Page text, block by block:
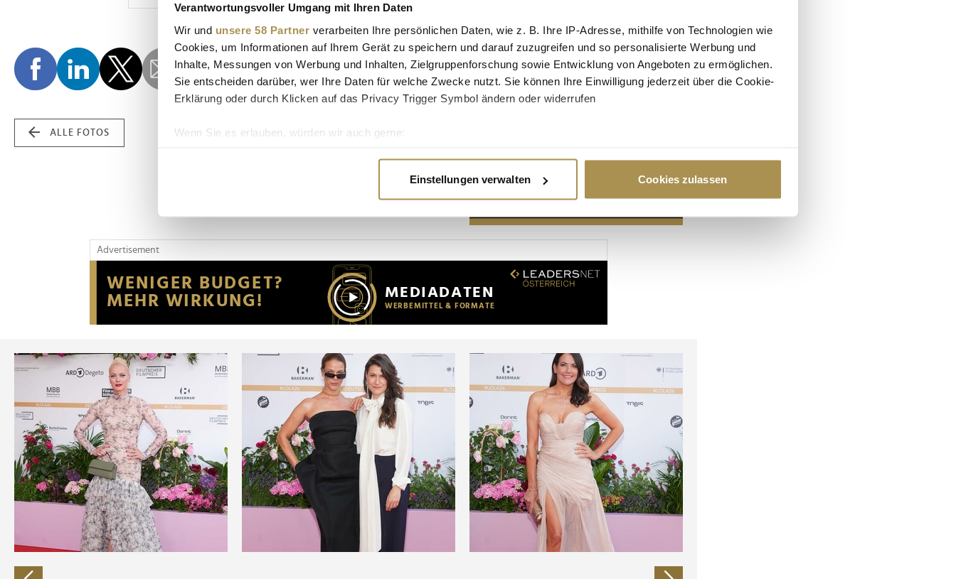
Verantwortungsvoller Umgang mit Ihren Daten
Wir und unsere 58 Partner verarbeiten Ihre persönlichen Daten, wie z. B. Ihre IP-Adresse, mithilfe von Technologien wie
Cookies, um Informationen auf Ihrem Gerät zu speichern und darauf zuzugreifen und so personalisierte Werbung und
Inhalte, Messungen von Werbung und Inhalten, Zielgruppenforschung sowie Entwicklung von Angeboten zu ermöglichen.
Sie entscheiden darüber, wer Ihre Daten für welche Zwecke nutzt. Sie können Ihre Einwilligung jederzeit über die Cookie-
Erklärung oder durch Klicken auf das Privacy Trigger Symbol ändern oder widerrufen
Wenn Sie es erlauben, würden wir auch gerne:
Erfahren Sie mehr darüber, wie Ihre persönlichen Daten verarbeitet werden, und legen Sie Ihre Präferenzen im
Wir verwenden Cookies, um Inhalte und Anzeigen zu personalisieren, Funktionen für soziale Medien anbieten zu können
Website an unsere Partner für soziale Medien, Werbung und Analysen weiter. Unsere Partner führen diese Informationen
möglicherweise mit weiteren Daten zusammen, die Sie ihnen bereitgestellt haben oder die sie im Rahmen Ihrer Nutzung
der Dienste gesammelt haben.
Einstellungen verwalten Cookies zulassen
ALLE FOTOS
Advertisement
Advertisement